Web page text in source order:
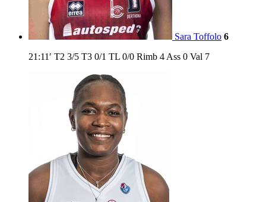
Sara Toffolo 6
21:11′ T2 3/5 T3 0/1 TL 0/0 Rimb 4 Ass 0 Val 7